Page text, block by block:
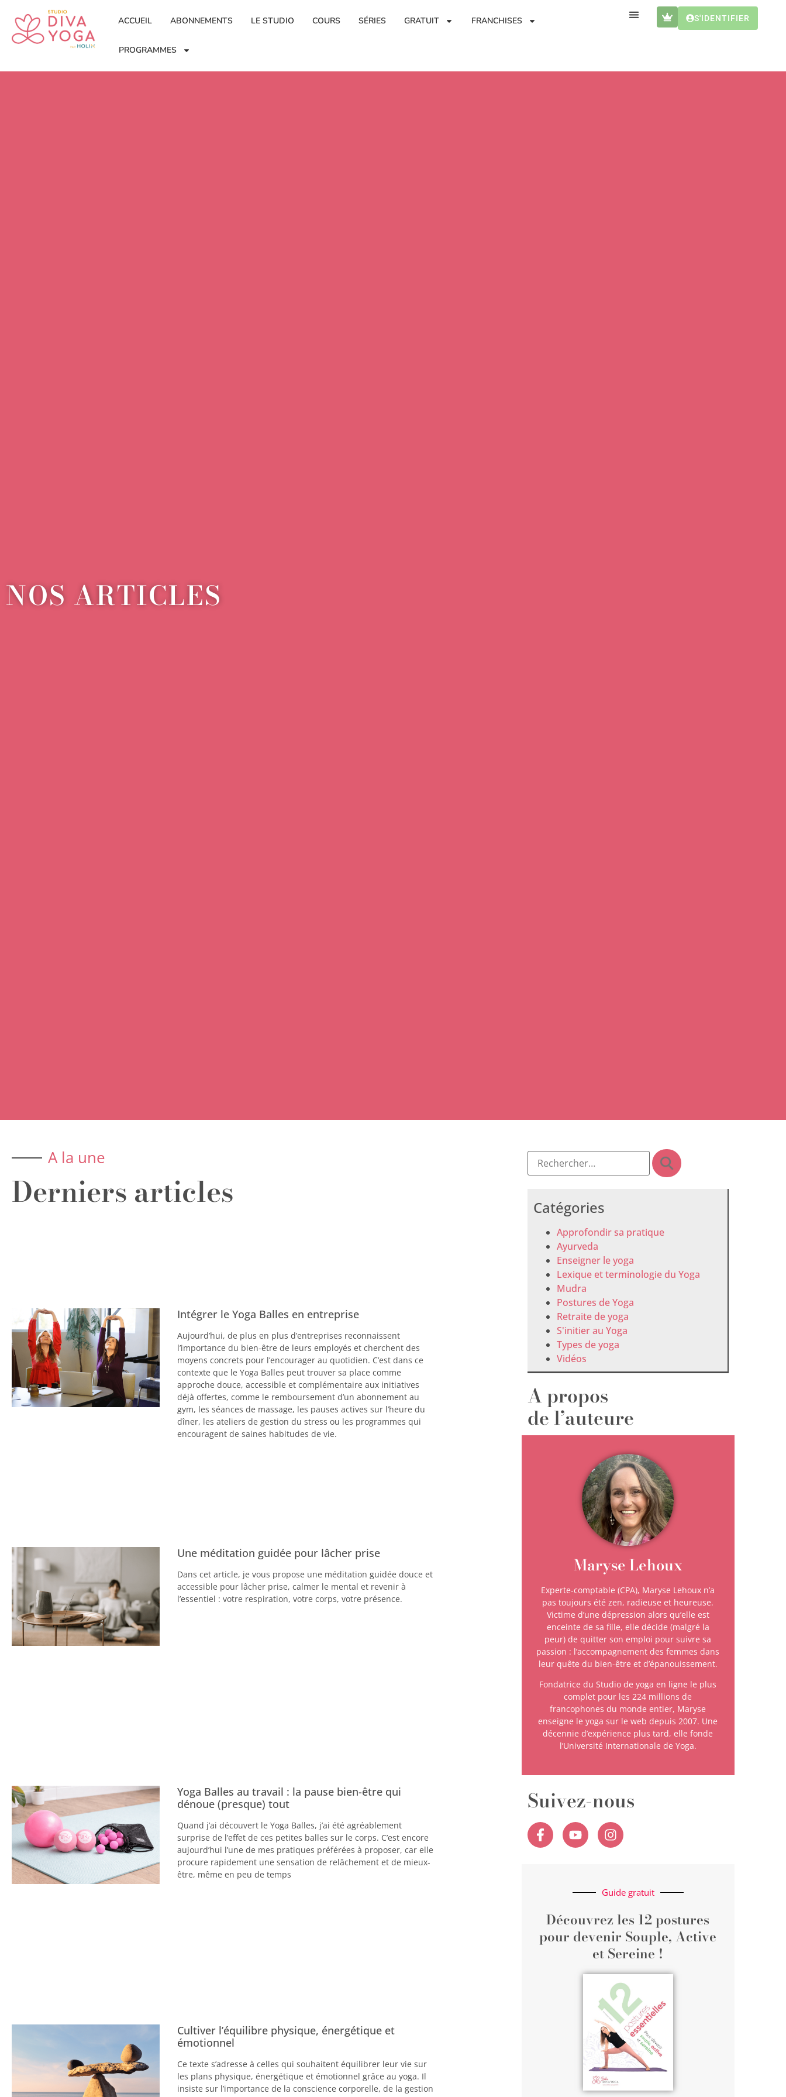
ACCUEIL ABONNEMENTS LE STUDIO COURS SÉRIES GRATUIT FRANCHISES
PROGRAMMES
S'IDENTIFIER
NOS ARTICLES
A la une
Derniers articles
Intégrer le Yoga Balles en entreprise
Aujourd’hui, de plus en plus d’entreprises reconnaissent
l’importance du bien-être de leurs employés et cherchent des
moyens concrets pour l’encourager au quotidien. C’est dans ce
contexte que le Yoga Balles peut trouver sa place comme
approche douce, accessible et complémentaire aux initiatives
déjà offertes, comme le remboursement d’un abonnement au
gym, les séances de massage, les pauses actives sur l’heure du
dîner, les ateliers de gestion du stress ou les programmes qui
encouragent de saines habitudes de vie.
Une méditation guidée pour lâcher prise
Dans cet article, je vous propose une méditation guidée douce et
accessible pour lâcher prise, calmer le mental et revenir à
l’essentiel : votre respiration, votre corps, votre présence.
Yoga Balles au travail : la pause bien-être qui
dénoue (presque) tout
Quand j’ai découvert le Yoga Balles, j’ai été agréablement
surprise de l’effet de ces petites balles sur le corps. C’est encore
aujourd’hui l’une de mes pratiques préférées à proposer, car elle
procure rapidement une sensation de relâchement et de mieux-
être, même en peu de temps
Cultiver l’équilibre physique, énergétique et
émotionnel
Ce texte s’adresse à celles qui souhaitent équilibrer leur vie sur
les plans physique, énergétique et émotionnel grâce au yoga. Il
insiste sur l’importance de la conscience corporelle, de la gestion
Catégories
Approfondir sa pratique
Ayurveda
Enseigner le yoga
Lexique et terminologie du Yoga
Mudra
Postures de Yoga
Retraite de yoga
S'initier au Yoga
Types de yoga
Vidéos
A propos
de l’auteure
Maryse Lehoux
Experte-comptable (CPA), Maryse Lehoux n’a
pas toujours été zen, radieuse et heureuse.
Victime d’une dépression alors qu’elle est
enceinte de sa fille, elle décide (malgré la
peur) de quitter son emploi pour suivre sa
passion : l’accompagnement des femmes dans
leur quête du bien-être et d’épanouissement.
Fondatrice du Studio de yoga en ligne le plus
complet pour les 224 millions de
francophones du monde entier, Maryse
enseigne le yoga sur le web depuis 2007. Une
décennie d’expérience plus tard, elle fonde
l’Université Internationale de Yoga.
Suivez-nous
Guide gratuit
Découvrez les 12 postures
pour devenir Souple, Active
et Sereine !